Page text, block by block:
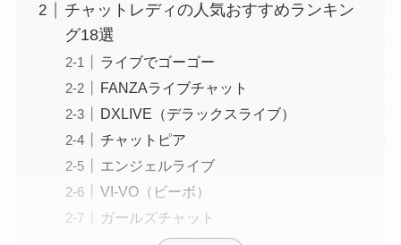
チャットレディの人気おすすめランキン
グ18選
ライブでゴーゴー
FANZAライブチャット
DXLIVE（デラックスライブ）
チャットピア
エンジェルライブ
VI-VO（ビーボ）
ガールズチャット